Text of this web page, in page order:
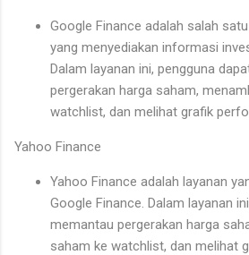
Google Finance adalah salah
yang menyediakan informasi
Dalam layanan ini, pengguna
pergerakan harga saham,
watchlist, dan melihat grafik
Yahoo Finance
Yahoo Finance adalah layanan
Google Finance. Dalam layanan
memantau pergerakan harga
saham ke watchlist, dan melihat